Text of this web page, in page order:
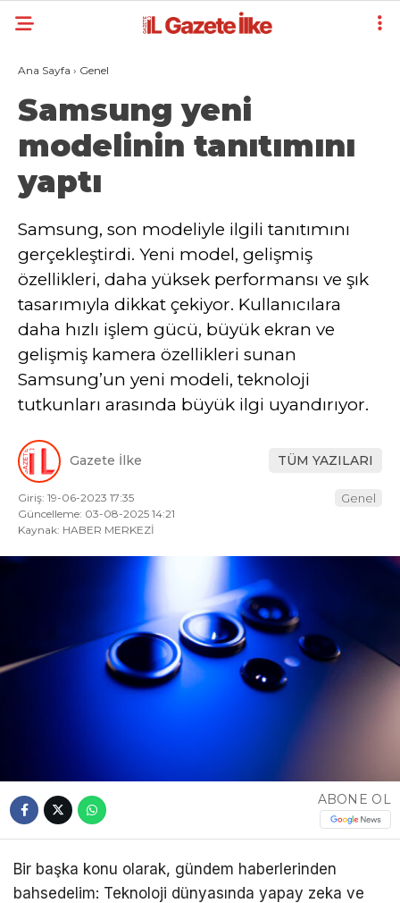
Ana Sayfa › Genel
Samsung yeni
modelinin tanıtımını
yaptı
Samsung, son modeliyle ilgili tanıtımını
gerçekleştirdi. Yeni model, gelişmiş
özellikleri, daha yüksek performansı ve şık
tasarımıyla dikkat çekiyor. Kullanıcılara
daha hızlı işlem gücü, büyük ekran ve
gelişmiş kamera özellikleri sunan
Samsung’un yeni modeli, teknoloji
tutkunları arasında büyük ilgi uyandırıyor.
Gazete İlke TÜM YAZILARI
Giriş: 19-06-2023 17:35
Güncelleme: 03-08-2025 14:21
Kaynak: HABER MERKEZİ
Genel
ABONE OL
Bir başka konu olarak, gündem haberlerinden
bahsedelim: Teknoloji dünyasında yapay zeka ve